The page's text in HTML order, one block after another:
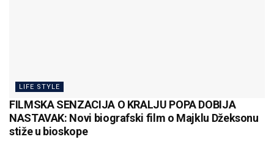
LIFE STYLE
FILMSKA SENZACIJA O KRALJU POPA DOBIJA
NASTAVAK: Novi biografski film o Majklu Džeksonu
stiže u bioskope